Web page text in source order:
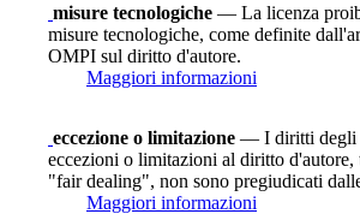
misure tecnologiche — La licenza
misure tecnologiche, come definite
OMPI sul diritto d'autore.
Maggiori informazioni
eccezione o limitazione — I diritti degli
eccezioni o limitazioni al diritto
"fair dealing", non sono pregiudicati
Maggiori informazioni